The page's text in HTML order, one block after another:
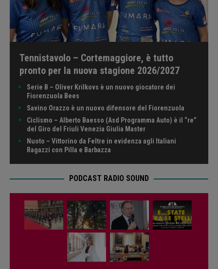
Tennistavolo – Cortemaggiore, è tutto
pronto per la nuova stagione 2026/2027
Serie B – Oliver Krilkovs è un nuovo giocatore dei
Fiorenzuola Bees
Savino Orazzo è un nuovo difensore del Fiorenzuola
Ciclismo – Alberto Baesso (Asd Programma Auto) è il “re”
del Giro del Friuli Venezia Giulia Master
Nuoto – Vittorino da Feltre in evidenza agli Italiani
Ragazzi con Pilla e Barbazza
PODCAST RADIO SOUND